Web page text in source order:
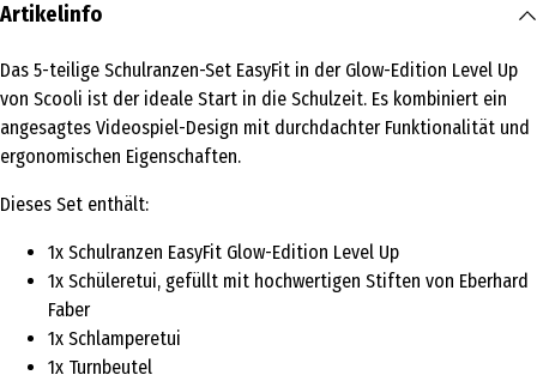
Artikelinfo
Das 5-teilige Schulranzen-Set EasyFit in der Glow-Edition Level Up
von Scooli ist der ideale Start in die Schulzeit. Es kombiniert ein
angesagtes Videospiel-Design mit durchdachter Funktionalität und
ergonomischen Eigenschaften.
Dieses Set enthält:
1x Schulranzen EasyFit Glow-Edition Level Up
1x Schüleretui, gefüllt mit hochwertigen Stiften von Eberhard
Faber
1x Schlamperetui
1x Turnbeutel